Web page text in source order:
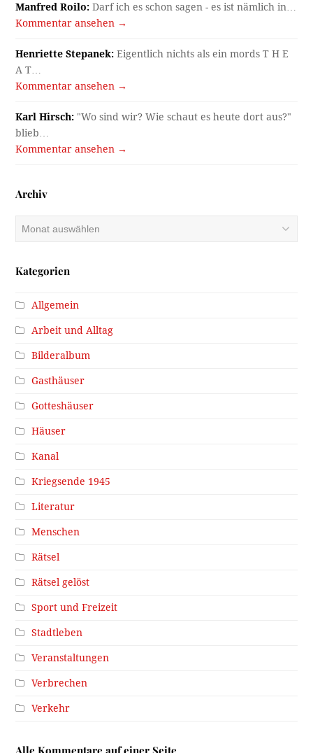
Manfred Roilo: Darf ich es schon sagen - es ist nämlich in…
Kommentar ansehen →
Henriette Stepanek: Eigentlich nichts als ein mords T H E
A T…
Kommentar ansehen →
Karl Hirsch: "Wo sind wir? Wie schaut es heute dort aus?"
blieb…
Kommentar ansehen →
Archiv
Kategorien
Allgemein
Arbeit und Alltag
Bilderalbum
Gasthäuser
Gotteshäuser
Häuser
Kanal
Kriegsende 1945
Literatur
Menschen
Rätsel
Rätsel gelöst
Sport und Freizeit
Stadtleben
Veranstaltungen
Verbrechen
Verkehr
Alle Kommentare auf einer Seite